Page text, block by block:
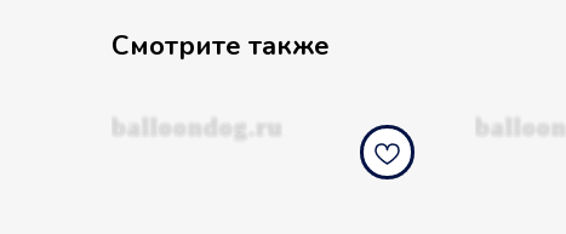
Смотрите также
balloondog.ru